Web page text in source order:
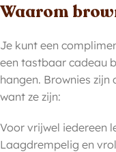
Waarom
Je kunt een
een tastbaar cadeau
hangen. Brownies
want ze zijn:
Voor vrijwel iedereen
Laagdrempelig en